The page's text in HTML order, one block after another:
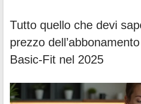
Tutto quello che devi
prezzo
Basic-Fit nel 2025